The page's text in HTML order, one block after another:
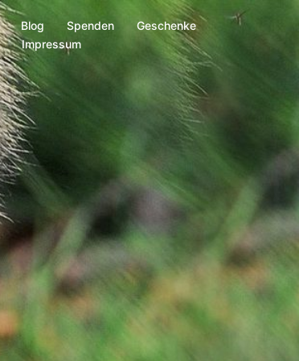
Blog Spenden
Geschenke
Impressum